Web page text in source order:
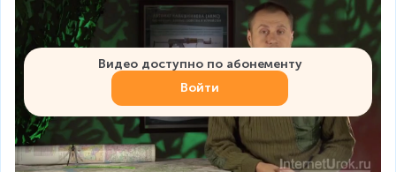
Видео доступно по абонементу
Войти